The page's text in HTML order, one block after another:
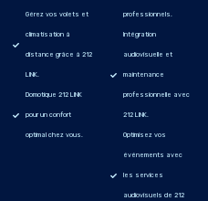
Gérez vos volets et
climatisation à
distance grâce à 212
LINK.
Domotique 212 LINK
pour un confort
optimal chez vous.
professionnels.
Intégration
audiovisuelle et
maintenance
professionnelle avec
212 LINK.
Optimisez vos
événements avec
les services
audiovisuels de 212